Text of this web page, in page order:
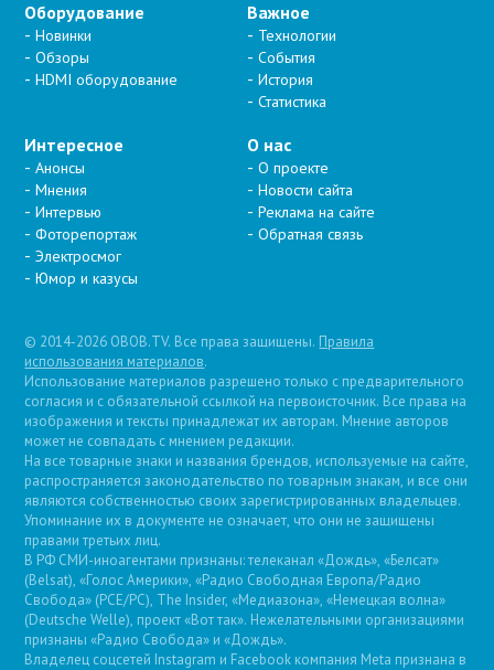
Оборудование
Новинки
Обзоры
HDMI оборудование
Важное
Технологии
События
История
Статистика
Интересное
Анонсы
Мнения
Интервью
Фоторепортаж
Электросмог
Юмор и казусы
О нас
О проекте
Новости сайта
Реклама на сайте
Обратная связь
© 2014-2026 OBOB.TV. Все права защищены. Правила
использования материалов.
Использование материалов разрешено только с предварительного
согласия и с обязательной ссылкой на первоисточник. Все права на
изображения и тексты принадлежат их авторам. Мнение авторов
может не совпадать с мнением редакции.
На все товарные знаки и названия брендов, используемые на сайте,
распространяется законодательство по товарным знакам, и все они
являются собственностью своих зарегистрированных владельцев.
Упоминание их в документе не означает, что они не защищены
правами третьих лиц.
В РФ СМИ-иноагентами признаны: телеканал «Дождь», «Белсат»
(Belsat), «Голос Америки», «Радио Свободная Европа/Радио
Свобода» (PCE/PC), The Insider, «Медиазона», «Немецкая волна»
(Deutsche Welle), проект «Вот так». Нежелательными организациями
признаны «Радио Свобода» и «Дождь».
Владелец соцсетей Instagram и Facebook компания Metа признана в